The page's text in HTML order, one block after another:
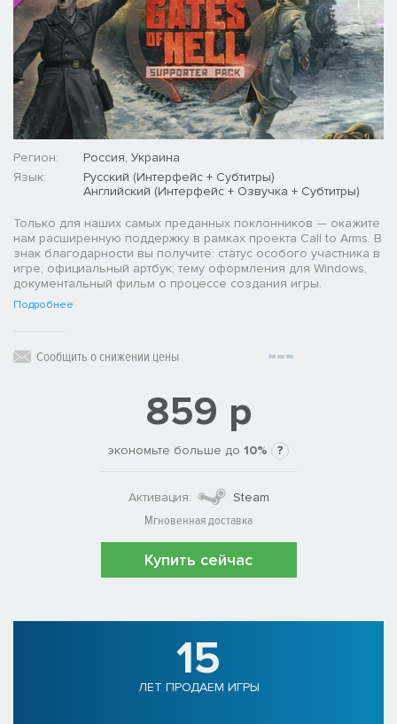
Регион:
Россия, Украина
Язык:
Русский (Интерфейс + Субтитры)
Английский (Интерфейс + Озвучка + Субтитры)
Только для наших самых преданных поклонников — окажите
нам расширенную поддержку в рамках проекта Call to Arms. В
знак благодарности вы получите: статус особого участника в
игре; официальный артбук; тему оформления для Windows,
документальный фильм о процессе создания игры.
Подробнее
Сообщить о снижении цены
859 р
экономьте больше до 10% ?
Активация:
Steam
Мгновенная доставка
Купить сейчас
15
ЛЕТ ПРОДАЕМ ИГРЫ